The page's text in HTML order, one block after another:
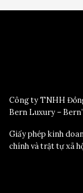
Công ty TNHH
Bern Luxury –
Giấy phép kinh
chính và trật tự xã